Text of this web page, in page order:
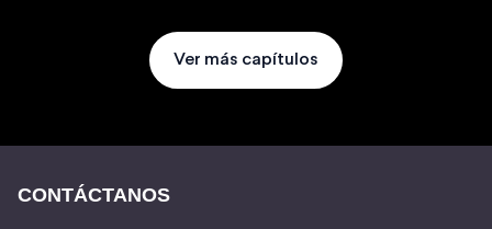
Ver más capítulos
CONTÁCTANOS